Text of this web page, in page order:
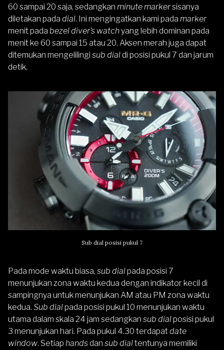
60 sampai 20 saja, sedangkan minute markersisanya
diletakan pada dial. Ini mengingatkan kami pada marker
menit pada bezel diver’s watchyang lebih dominan pada
menit ke 60 sampai 15 atau 20. Aksen merah juga dapat
ditemukan mengelilingi sub dialdi posisi pukul 7 dan jarum
detik.
Sub dial posisi pukul 7
Pada mode waktu biasa, sub dialpada posisi 7
menunjukan zona waktu kedua dengan indikator kecil di
sampingnya untuk menunjukan AM atau PM zona waktu
kedua. Sub dialpada posisi pukul 10 menunjukan waktu
utama dalam skala 24 jam sedangkan sub dialposisi pukul
3 menunjukan hari. Pada pukul 4.30 terdapatdate
window. Setiap handsdan sub dialtentunya memiliki